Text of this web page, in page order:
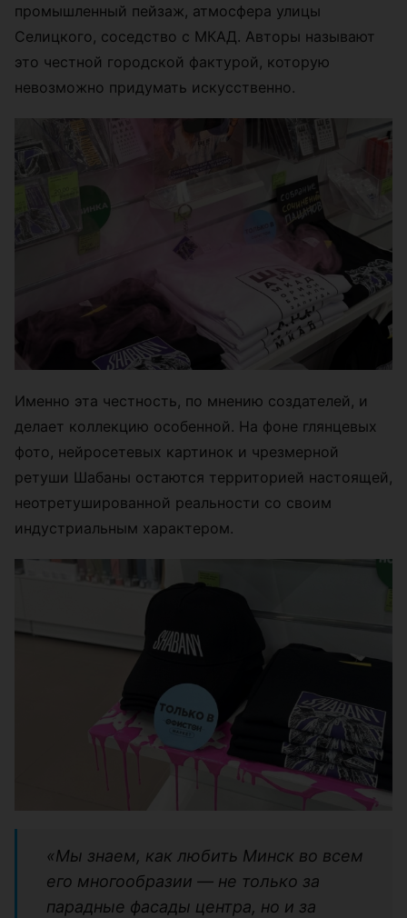
промышленный пейзаж, атмосфера улицы
Селицкого, соседство с МКАД. Авторы называют
это честной городской фактурой, которую
невозможно придумать искусственно.
Именно эта честность, по мнению создателей, и
делает коллекцию особенной. На фоне глянцевых
фото, нейросетевых картинок и чрезмерной
ретуши Шабаны остаются территорией настоящей,
неотретушированной реальности со своим
индустриальным характером.
«Мы знаем, как любить Минск во всем
его многообразии — не только за
парадные фасады центра, но и за